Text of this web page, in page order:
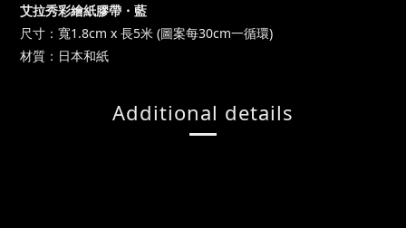
艾拉秀彩繪紙膠帶・藍
尺寸：寬1.8cm x 長5米 (圖案每30cm一循環)
材質：日本和紙
Additional details